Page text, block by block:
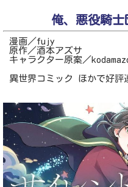
俺、悪役騎士
漫画／fujy
原作／酒本アズサ
キャラクター原案／
異世界コミック ほかで好評